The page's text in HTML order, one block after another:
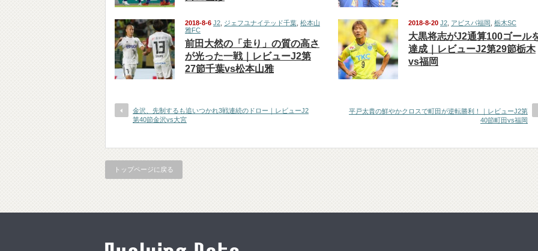
2018-8-6 J2 ジェフユナイテッド千葉 松本山
雅FC
前田大然の「走り」の質の高さ
が光った一戦｜レビューJ2第
27節千葉vs松本山雅
2018-8-20 J2 アビスパ福岡 栃木SC
大黒将志がJ2通算100ゴール
達成｜レビューJ2第29節栃木
vs福岡
金沢、先制するも追いつかれ3戦連続のドロー｜レビューJ2
第40節金沢vs大宮
平戸太貴の鮮やかクロスで町田が逆転勝利！｜レビューJ2第
40節町田vs福岡
トップページに戻る